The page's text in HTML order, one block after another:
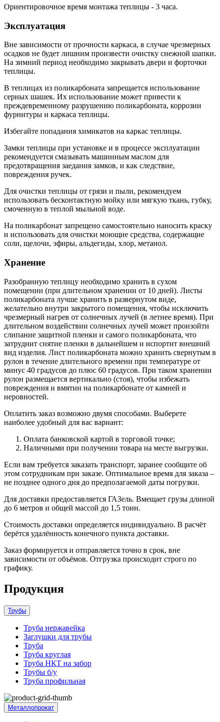
Ориентировочное время монтажа теплицы - 3 часа.
Эксплуатация
Вне зависимости от прочности каркаса, в случае чрезмерных
осадков не будет лишним произвести очистку снежной шапки.
На зимний период необходимо закрывать двери и форточки
теплицы.
В теплицах из поликарбоната запрещается использование
серных шашек. Их использование может привести к
преждевременному разрушению поликарбоната, коррозии
фурнитуры и каркаса теплицы.
Избегайте попадания химикатов на каркас теплицы.
Замки теплицы при установке и в процессе эксплуатации
рекомендуется смазывать машинным маслом для
предотвращения заедания замков, и как следствие,
повреждения ручек.
Для очистки теплицы от грязи и пыли, рекомендуем
использовать бесконтактную мойку или мягкую ткань, губку,
смоченную в теплой мыльной воде.
На поликарбонат запрещено самостоятельно наносить краску
и использовать для очистки моющие средства, содержащие
соли, щелочи, эфиры, альдегиды, хлор, метанол.
Хранение
Разобранную теплицу необходимо хранить в сухом
помещении (при длительном хранении от 10 дней). Листы
поликарбоната лучше хранить в развернутом виде,
желательно внутри закрытого помещения, чтобы исключить
чрезмерный нагрев от солнечных лучей (в летнее время). При
длительном воздействии солнечных лучей может произойти
слипание защитной пленки и самого поликарбоната, что
затруднит снятие пленки в дальнейшем и испортит внешний
вид изделия. Лист поликарбоната можно хранить свернутым в
рулон в течение длительного времени при температуре от
минус 40 градусов до плюс 60 градусов. При таком хранении
рулон размещается вертикально (стоя), чтобы избежать
повреждения и вмятин на поликарбонате от камней и
неровностей.
Оплатить заказ возможно двумя способами. Выберете
наиболее удобный для вас вариант:
Оплата банковской картой в торговой точке;
Наличными при получении товара на месте выгрузки.
Если вам требуется заказать транспорт, заранее сообщите об
этом сотрудникам при заказе. Оптимальное время для заказа –
не позднее одного дня до предполагаемой даты погрузки.
Для доставки предоставляется ГАЗель. Вмещает грузы длиной
до 6 метров и общей массой до 1,5 тонн.
Стоимость доставки определяется индивидуально. В расчёт
берётся удалённость конечного пункта доставки.
Заказ формируется и отправляется точно в срок, вне
зависимости от объёмов. Отгрузка происходит строго по
графику.
Продукция
Трубы
Труба нержавейка
Заглушки для трубы
Труба
Труба круглая
Труба НКТ на забор
Трубы б/у
Труба профильная
Металлопрокат